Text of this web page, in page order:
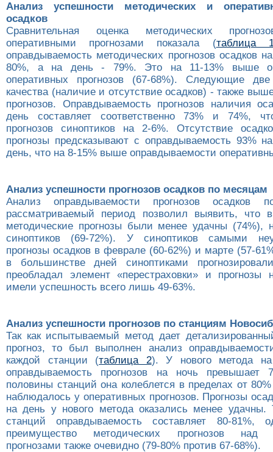
Анализ успешности методических и
осадков
Сравнительная оценка методических
оперативными прогнозами показала (таблица
оправдываемость методических прогнозов осадков
80%, а на день - 79%. Это на 11-13% выше
оперативных прогнозов (67-68%). Следующие две
качества (наличие и отсутствие осадков) - также
прогнозов. Оправдываемость прогнозов наличия
день составляет соответственно 73% и 74%,
прогнозов синоптиков на 2-6%. Отсутствие
прогнозы предсказывают с оправдываемость 93%
день, что на 8-15% выше оправдываемости
Анализ успешности прогнозов осадков по месяцам
Анализ оправдываемости прогнозов осадков
рассматриваемый период позволил выявить, что
методические прогнозы были менее удачны
синоптиков (69-72%). У синоптиков самыми
прогнозы осадков в феврале (60-62%) и марте (57-
в большинстве дней синоптиками
преобладал элемент «перестраховки» и прогнозы
имели успешность всего лишь 49-63%.
Анализ успешности прогнозов по станциям
Так как испытываемый метод дает
прогноз, то был выполнен анализ
каждой станции (таблица 2). У нового метода на
оправдываемость прогнозов на ночь
половины станций она колеблется в пределах от
наблюдалось у оперативных прогнозов. Прогнозы
на день у нового метода оказались менее удачны.
станций оправдываемость составляет 80-81%,
преимущество методических прогнозов над
прогнозами также очевидно (79-80% против 67-68%).